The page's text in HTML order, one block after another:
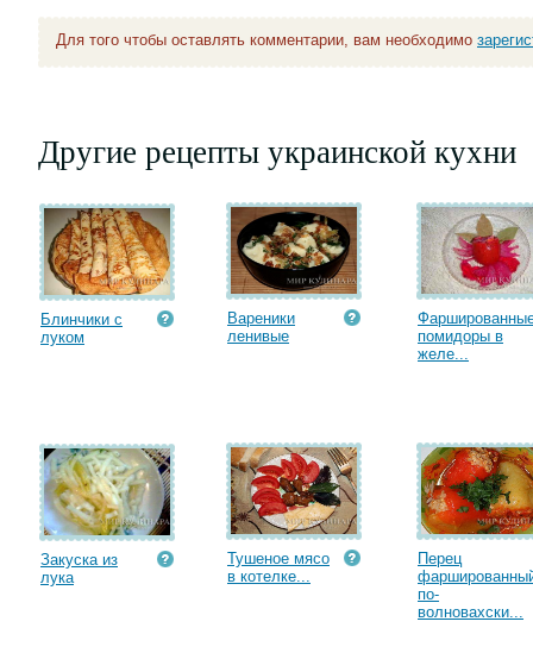
Для того чтобы оставлять комментарии, вам необходимо
Другие рецепты украинской кухни
Блинчики с
луком
Вареники
ленивые
помидоры в
желе...
Закуска из
лука
Тушеное мясо
в котелке...
Перец
по-
волновахски...